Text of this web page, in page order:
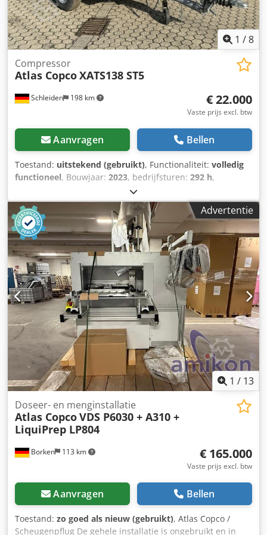
1 /8
Schleiden 198 km
Compressor
Atlas CopcoXATS138 ST5
€ 22.000
Vaste prijs excl. btw
Aanvragen Bellen
Toestand: uitstekend (gebruikt), Functionaliteit: volledig
functioneel, Bouwjaar: 2023, bedrijfsturen: 292 h,
Emissieniveau 5, bedrijfsdruk 7,0 bar, debiet 7,0 m3/min;
bedrijfsdruk 8,6 bar, debiet 6,0 m3/min; bedrijfsdruk 10,3
bar, debiet 5,0 m3/min. Codpfx Aneznww He IerfAdvertentie
1 / 13
Borken 113 km
Doseer- en menginstallatie
Atlas CopcoVDS P6030 + A310 +
LiquiPrep LP804
€ 165.000
Vaste prijs excl. btw
Aanvragen Bellen
Toestand: zo goed als nieuw (gebruikt), Atlas Copco /
Scheugenpflug De gehele installatie is ongebruikt en in